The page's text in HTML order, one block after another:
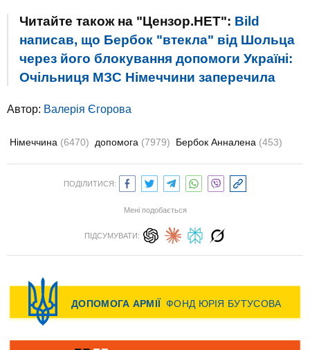
Читайте також на "Цензор.НЕТ": Bild
написав, що Бербок "втекла" від Шольца
через його блокування допомоги Україні:
Очільниця МЗС Німеччини заперечила
Автор: Валерія Єгорова
Німеччина (6470) допомога (7979) Бербок Анналена (453)
ПОДІЛИТИСЯ:
Мені подобається
ПІДСУМУВАТИ: